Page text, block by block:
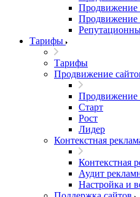
Продвижение
Продвижение
Тарифы
Тарифы
Продвижение
Продвижение
Старт
Рост
Лидер
Контекстная
Контекстная
Аудит
Настройка и